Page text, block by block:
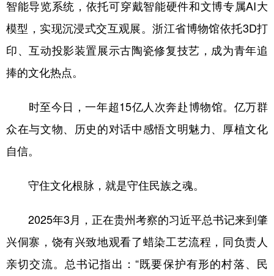
智能导览系统，依托可穿戴智能硬件和文博专属AI大
模型，实现沉浸式交互观展。浙江省博物馆依托3D打
印、互动投影装置展示古陶瓷修复技艺，成为青年追
捧的文化热点。
时至今日，一年超15亿人次奔赴博物馆。亿万群
众在与文物、历史的对话中感悟文明魅力、厚植文化
自信。
守住文化根脉，就是守住民族之魂。
2025年3月，正在贵州考察的习近平总书记来到肇
兴侗寨，饶有兴致地观看了蜡染工艺流程，同负责人
亲切交流。总书记指出：“既要保护有形的村落、民